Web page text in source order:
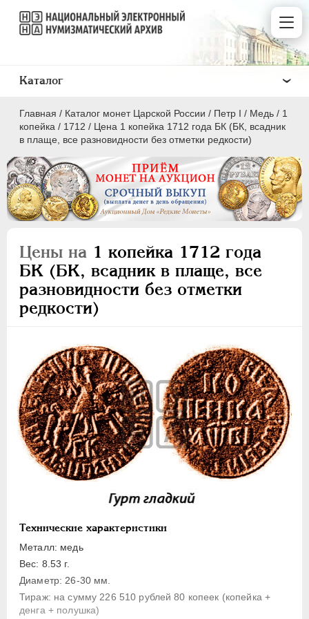
Главная / Каталог монет Царской России / Пeтр I / Медь / 1
копейка / 1712 / Цена 1 копейка 1712 года БК (БК, всадник
в плаще, все разновидности без отметки редкости)
Цены на 1 копейка 1712 года
БК (БК, всадник в плаще, все
разновидности без отметки
редкости)
Технические характеристики
Металл: медь
Вес: 8.53 г.
Диаметр: 26-30 мм.
Тираж: на сумму 226 510 рублей 80 копеек (копейка +
денга + полушка)
Каталог
ПEТР I 1699 - 1725
Серебро
Медь
5 копеек
1 копейка
Полушка
Полполушки
Пробные
Для Речи Посполитой
Монетовидные жетоны
ЕКАТЕРИНА I 1725-1727
1727-1729
АННА ИОАННОВНА 1730-1740
ИОАНН АНТОНОВИЧ
ЕЛИЗАВЕТА
ПЕТР III 1762-1762
ЕКАТЕРИНА II 1762-1796
ПАВЕЛ I 1796-1801